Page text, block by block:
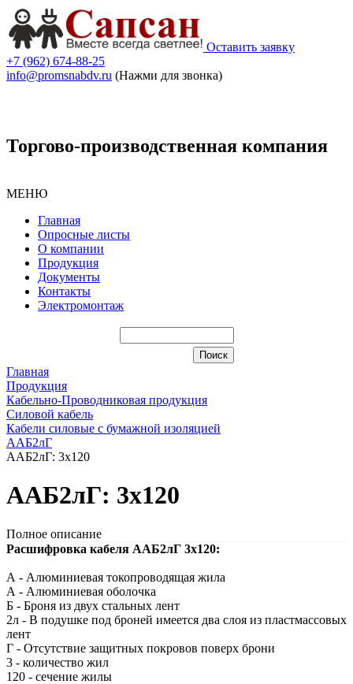
Оставить заявку
+7 (962) 674-88-25
info@promsnabdv.ru (Нажми для звонка)
Торгово-производственная компания
МЕНЮ
Главная
Опросные листы
О компании
Продукция
Документы
Контакты
Электромонтаж
Главная
Продукция
Кабельно-Проводниковая продукция
Силовой кабель
Кабели силовые с бумажной изоляцией
ААБ2лГ
ААБ2лГ: 3х120
ААБ2лГ: 3х120
Полное описание
Расшифровка кабеля ААБ2лГ 3х120:
А - Алюминиевая токопроводящая жила
А - Алюминиевая оболочка
Б - Броня из двух стальных лент
2л - В подушке под броней имеется два слоя из пластмассовых
лент
Г - Отсутствие защитных покровов поверх брони
3 - количество жил
120 - сечение жилы